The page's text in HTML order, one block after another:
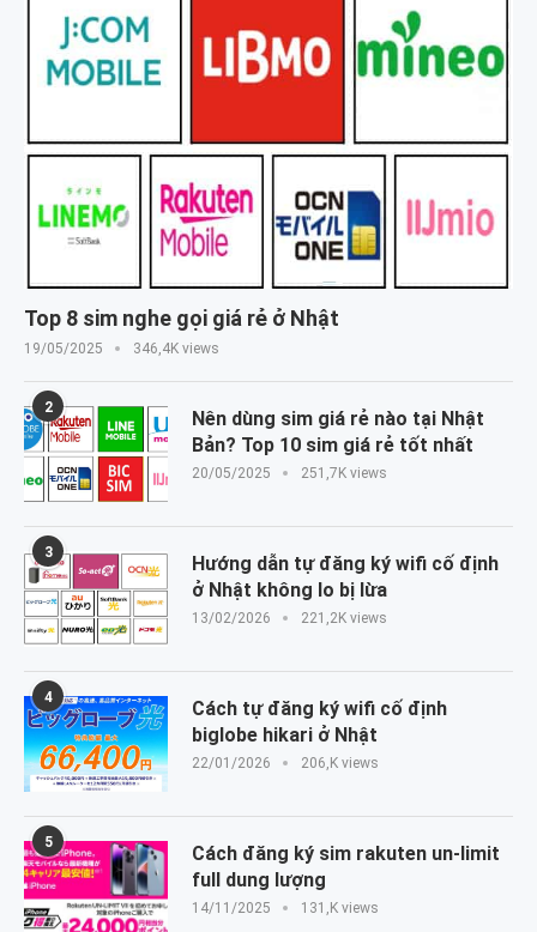
Top 8 sim nghe gọi giá rẻ ở Nhật
19/05/2025 346,4K views
2
Nên dùng sim giá rẻ nào tại Nhật
Bản? Top 10 sim giá rẻ tốt nhất
20/05/2025 251,7K views
3
Hướng dẫn tự đăng ký wifi cố định
ở Nhật không lo bị lừa
13/02/2026 221,2K views
4
Cách tự đăng ký wifi cố định
biglobe hikari ở Nhật
22/01/2026 206,K views
5
Cách đăng ký sim rakuten un-limit
full dung lượng
14/11/2025 131,K views